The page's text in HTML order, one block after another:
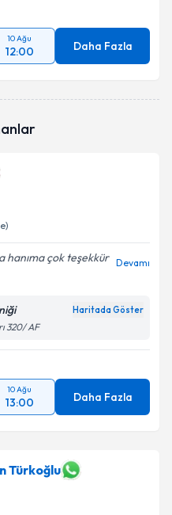
10 Ağu
12:00 Daha Fazla
hanıma çok teşekkür Devamı
Haritada Göster
320/ AF
10 Ağu
13:00 Daha Fazla
Türkoğlu